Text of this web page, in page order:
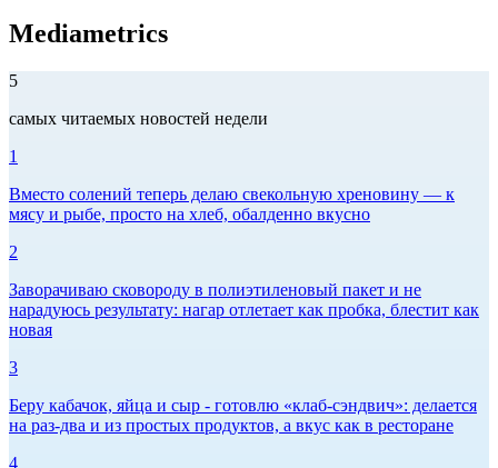
Mediametrics
5
самых читаемых новостей недели
1
Вместо солений теперь делаю свекольную хреновину — к
мясу и рыбе, просто на хлеб, обалденно вкусно
2
Заворачиваю сковороду в полиэтиленовый пакет и не
нарадуюсь результату: нагар отлетает как пробка, блестит как
новая
3
Беру кабачок, яйца и сыр - готовлю «клаб-сэндвич»: делается
на раз-два и из простых продуктов, а вкус как в ресторане
4